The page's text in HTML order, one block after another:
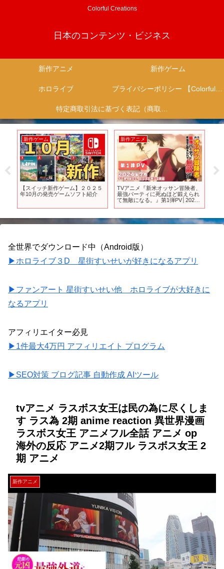
Colorful Creations
日本のコンテンツ・ビジネス
新作アニメ 新作ゲーム
ホロライブ プライバシーポリシー 【Colorful Creation】
特定商取引法に基づく表記（商取引に関する開示）
新作ゲーム
【スイッチ新作ゲーム】２０２５
年10月の発売ゲームソフト紹介
新作アニメ
TVアニメ『新米オッサン冒険者、
最強パーティに死ぬほど鍛えられ
て無敵になる。』第1弾PV│2024
全世界でダウンロード中（Android版）
▶ホロライブ３D 星街すいせいが好きになるアプリ
▶ファンアート 星街すいせい他 ホロライブが大好きに
なるアプリ
アフィリエイター必見
▶1件最大4万円 アフィリエイト プログラム
▶SEO対策 ブログ記事 自動作成 AIツール
tvアニメ ラスボス女王は民の為に尽くしま
す ラス為 2期 anime reaction 異世界漫画
ラスボス女王 アニメフル全話 アニメ op
海外の反応 アニメ2期フル ラスボス女王 2
期 アニメ
新作アニメ